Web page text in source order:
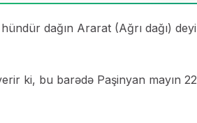
dağın Ararat (Ağrı dağı)
ki, bu barədə Paşinyan mayın